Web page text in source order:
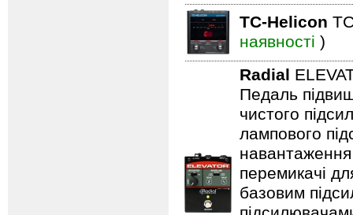
TC-Helicon
наявності )
Radial
Педаль
чистого
лампового
перемикачі
базовим